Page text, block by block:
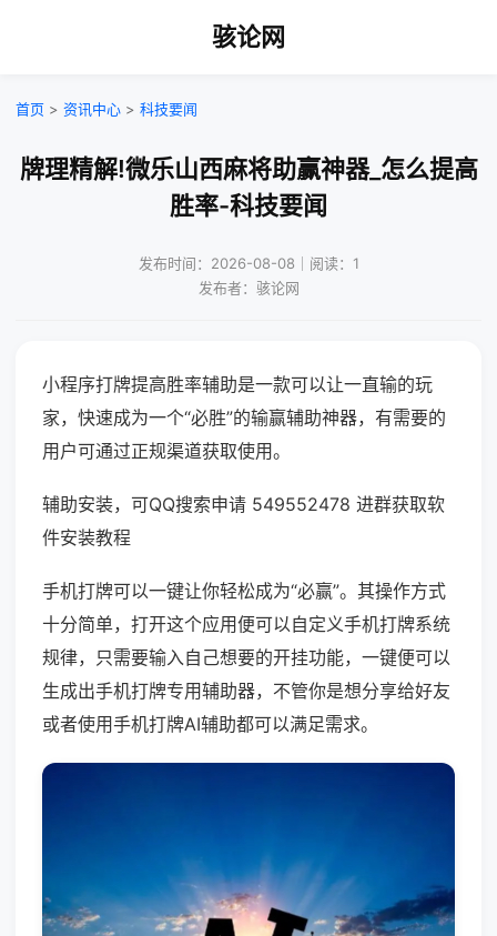
骇论网
首页 > 资讯中心 > 科技要闻
牌理精解!微乐山西麻将助赢神器_怎么提高
胜率-科技要闻
发布时间：2026-08-08｜阅读：1
发布者：骇论网
小程序打牌提高胜率辅助是一款可以让一直输的玩
家，快速成为一个“必胜”的输赢辅助神器，有需要的
用户可通过正规渠道获取使用。
辅助安装，可QQ搜索申请 549552478 进群获取软
件安装教程
手机打牌可以一键让你轻松成为“必赢”。其操作方式
十分简单，打开这个应用便可以自定义手机打牌系统
规律，只需要输入自己想要的开挂功能，一键便可以
生成出手机打牌专用辅助器，不管你是想分享给好友
或者使用手机打牌AI辅助都可以满足需求。